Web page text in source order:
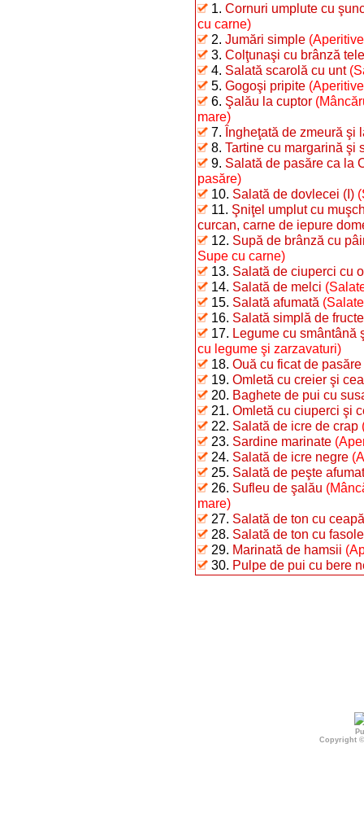
1. Cornuri umplute cu
cu carne)
2. Jumări simple
3. Colţunaşi cu brânză
4. Salată scarolă cu unt
5. Gogoşi pripite
6. Şalău la cuptor
mare)
7. Îngheţată de zmeură şi
8. Tartine cu margarină şi
9. Salată de pasăre ca la
pasăre)
10. Salată de dovlecei (I)
11. Şniţel umplut cu
curcan, carne de iepure
12. Supă de brânză cu
Supe cu carne)
13. Salată de ciuperci cu
14. Salată de melci
15. Salată afumată
16. Salată simplă de fructe
17. Legume cu smântână
cu legume şi zarzavaturi)
18. Ouă cu ficat de pasăre
19. Omletă cu creier şi
20. Baghete de pui cu
21. Omletă cu ciuperci şi
22. Salată de icre de crap
23. Sardine marinate
24. Salată de icre negre
25. Salată de peşte
26. Sufleu de şalău
mare)
27. Salată de ton cu ceapă
28. Salată de ton cu
29. Marinată de hamsii
30. Pulpe de pui cu bere
Copyright